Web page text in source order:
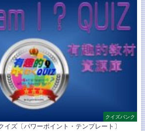
クイズバンク
イズ〔パワーポイント・テンプレート〕